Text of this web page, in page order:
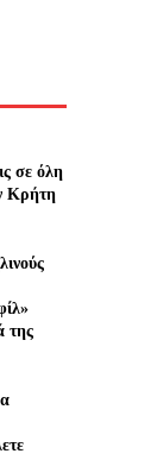
σε όλη
Κρήτη
της